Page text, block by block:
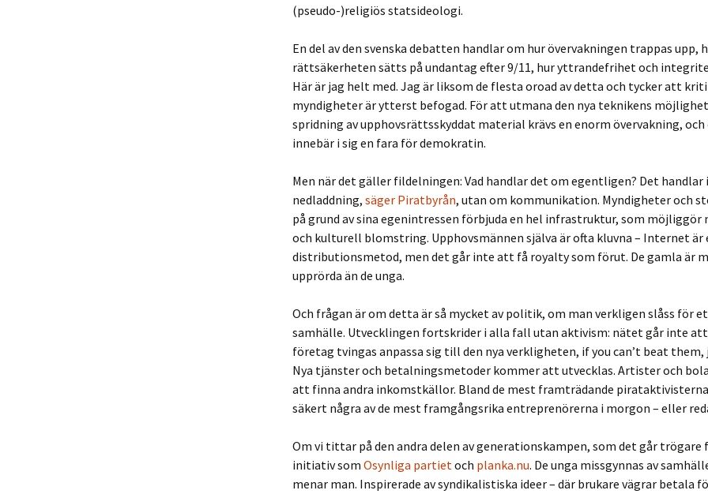
(pseudo-)religiös statsideologi.
En del av den svenska debatten handlar om hur övervakningen trappas upp,
rättsäkerheten sätts på undantag efter 9/11, hur yttrandefrihet och
Här är jag helt med. Jag är liksom de flesta oroad av detta och tycker att
myndigheter är ytterst befogad. För att utmana den nya teknikens
spridning av upphovsrättsskyddat material krävs en enorm övervakning,
innebär i sig en fara för demokratin.
Men när det gäller fildelningen: Vad handlar det om egentligen? Det
nedladdning, säger Piratbyrån, utan om kommunikation. Myndigheter och
på grund av sina egenintressen förbjuda en hel infrastruktur, som möjliggör
och kulturell blomstring. Upphovsmännen själva är ofta kluvna – Internet är
distributionsmetod, men det går inte att få royalty som förut. De gamla är
upprörda än de unga.
Och frågan är om detta är så mycket av politik, om man verkligen slåss för
samhälle. Utvecklingen fortskrider i alla fall utan aktivism: nätet går inte
företag tvingas anpassa sig till den nya verkligheten, if you can’t beat
Nya tjänster och betalningsmetoder kommer att utvecklas. Artister och
att finna andra inkomstkällor. Bland de mest framträdande
säkert några av de mest framgångsrika entreprenörerna i morgon – eller
Om vi tittar på den andra delen av generationskampen, som det går trögare
initiativ som Osynliga partietoch planka.nu. De unga missgynnas av
menar man. Inspirerade av syndikalistiska ideer – där brukare vägrar betala